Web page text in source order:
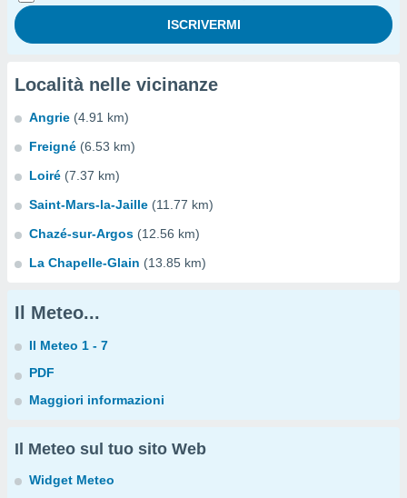
Località nelle vicinanze
Angrie (4.91 km)
Freigné (6.53 km)
Loiré (7.37 km)
Saint-Mars-la-Jaille (11.77 km)
Chazé-sur-Argos (12.56 km)
La Chapelle-Glain (13.85 km)
Il Meteo...
Il Meteo 1 - 7
PDF
Maggiori informazioni
Il Meteo sul tuo sito Web
Widget Meteo